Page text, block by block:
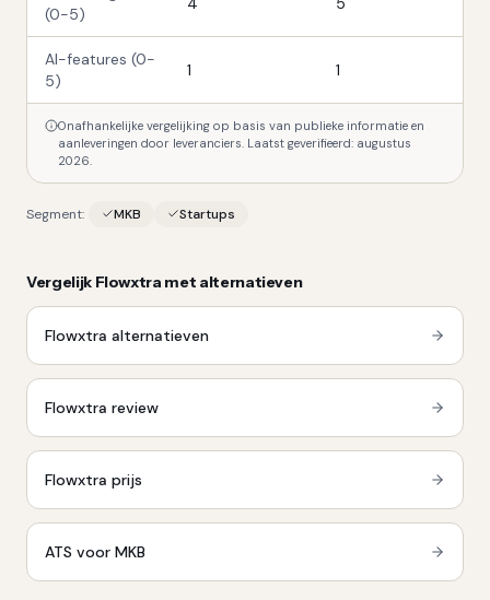
(0-5)
AI-features (0-
5)
1 1
Onafhankelijke vergelijking op basis van publieke informatie en
aanleveringen door leveranciers. Laatst geverifieerd: augustus
2026
Segment: MKB Startups
Vergelijk Flowxtra met alternatieven
Flowxtra alternatieven
Flowxtra review
Flowxtra prijs
ATS voor MKB